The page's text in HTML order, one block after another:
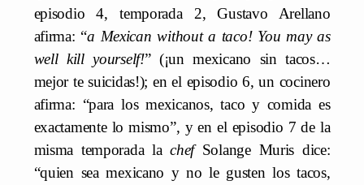
episodio 4, temporada 2, Gustavo Arellano
afirma: “a Mexican without a taco! You may as
well kill yourself!” (¡un mexicano sin tacos…
mejor te suicidas!); en el episodio 6, un cocinero
afirma: “para los mexicanos, taco y comida es
exactamente lo mismo”, y en el episodio 7 de la
misma temporada lachefSolange Muris dice:
“quien sea mexicano y no le gusten los tacos,